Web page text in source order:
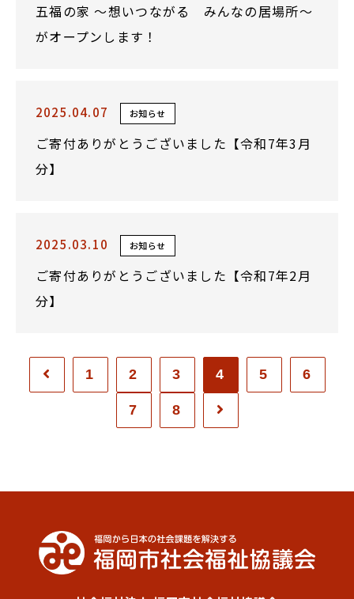
五福の家 ～想いつながる みんなの居場所～
がオープンします！
2025.04.07 お知らせ
ご寄付ありがとうございました【令和7年3月
分】
2025.03.10 お知らせ
ご寄付ありがとうございました【令和7年2月
分】
1 2 3 4 5 6
7 8